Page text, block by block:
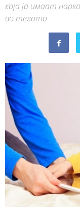
која ја имаат
во телото